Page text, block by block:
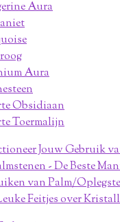
Aura
Aura
Obsidiaan
Toermalijn
Jouw Gebruik
- De Beste
van Palm/
Feitjes over